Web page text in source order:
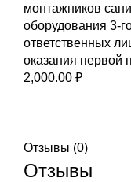
монтажников
оборудования 3-
ответственных
оказания первой
2,000.00 ₽
Отзывы (0)
Отзывы